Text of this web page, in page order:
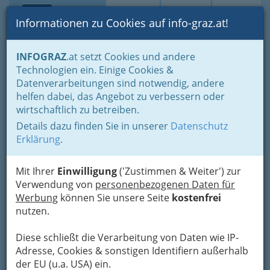
Suche Login Toggle
Informationen zu Cookies auf info-graz.at!
INFOGRAZ.at setzt Cookies und andere
Technologien ein. Einige Cookies &
Datenverarbeitungen sind notwendig, andere
helfen dabei, das Angebot zu verbessern oder
wirtschaftlich zu betreiben.
Details dazu finden Sie in unserer Datenschutz
Erklärung.
Mit Ihrer Einwilligung('Zustimmen & Weiter') zur
Verwendung von personenbezogenen Daten für
Werbung können Sie unsere Seite kostenfrei
nutzen.
Diese schließt die Verarbeitung von Daten wie IP-
Adresse, Cookies & sonstigen Identifiern außerhalb
der EU (u.a. USA) ein.
Home
Fotos
Jänner bis Dezember - nach Monaten und Halbjahren gruppiert
Dezember 2013
'Unter Männern' , Irene S.
im Theatercafé
Previous Next